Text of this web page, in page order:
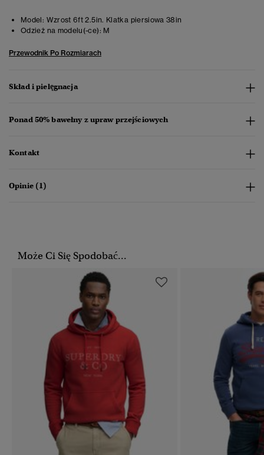
Model: Wzrost 6ft 2.5in. Klatka piersiowa 38in
Odzież na modelu(-ce): M
Przewodnik Po Rozmiarach
Skład i pielęgnacja
Ponad 50% bawełny z upraw przejściowych
Kontakt
Opinie (1)
Może Ci Się Spodobać...